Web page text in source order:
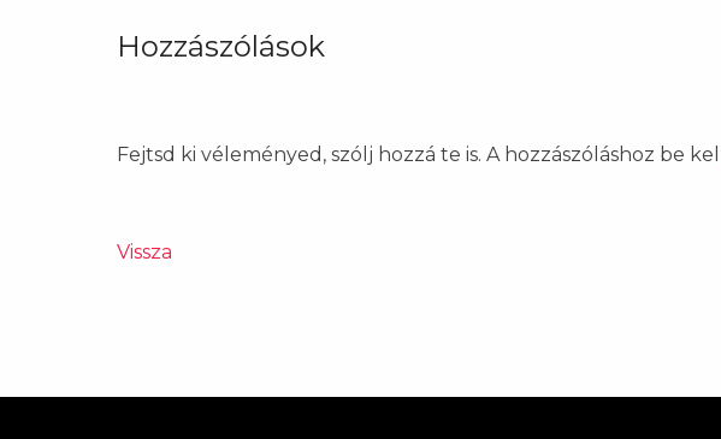
Hozzászólások
Fejtsd ki véleményed, szólj hozzá te is. A hozzászóláshoz be kell
Vissza